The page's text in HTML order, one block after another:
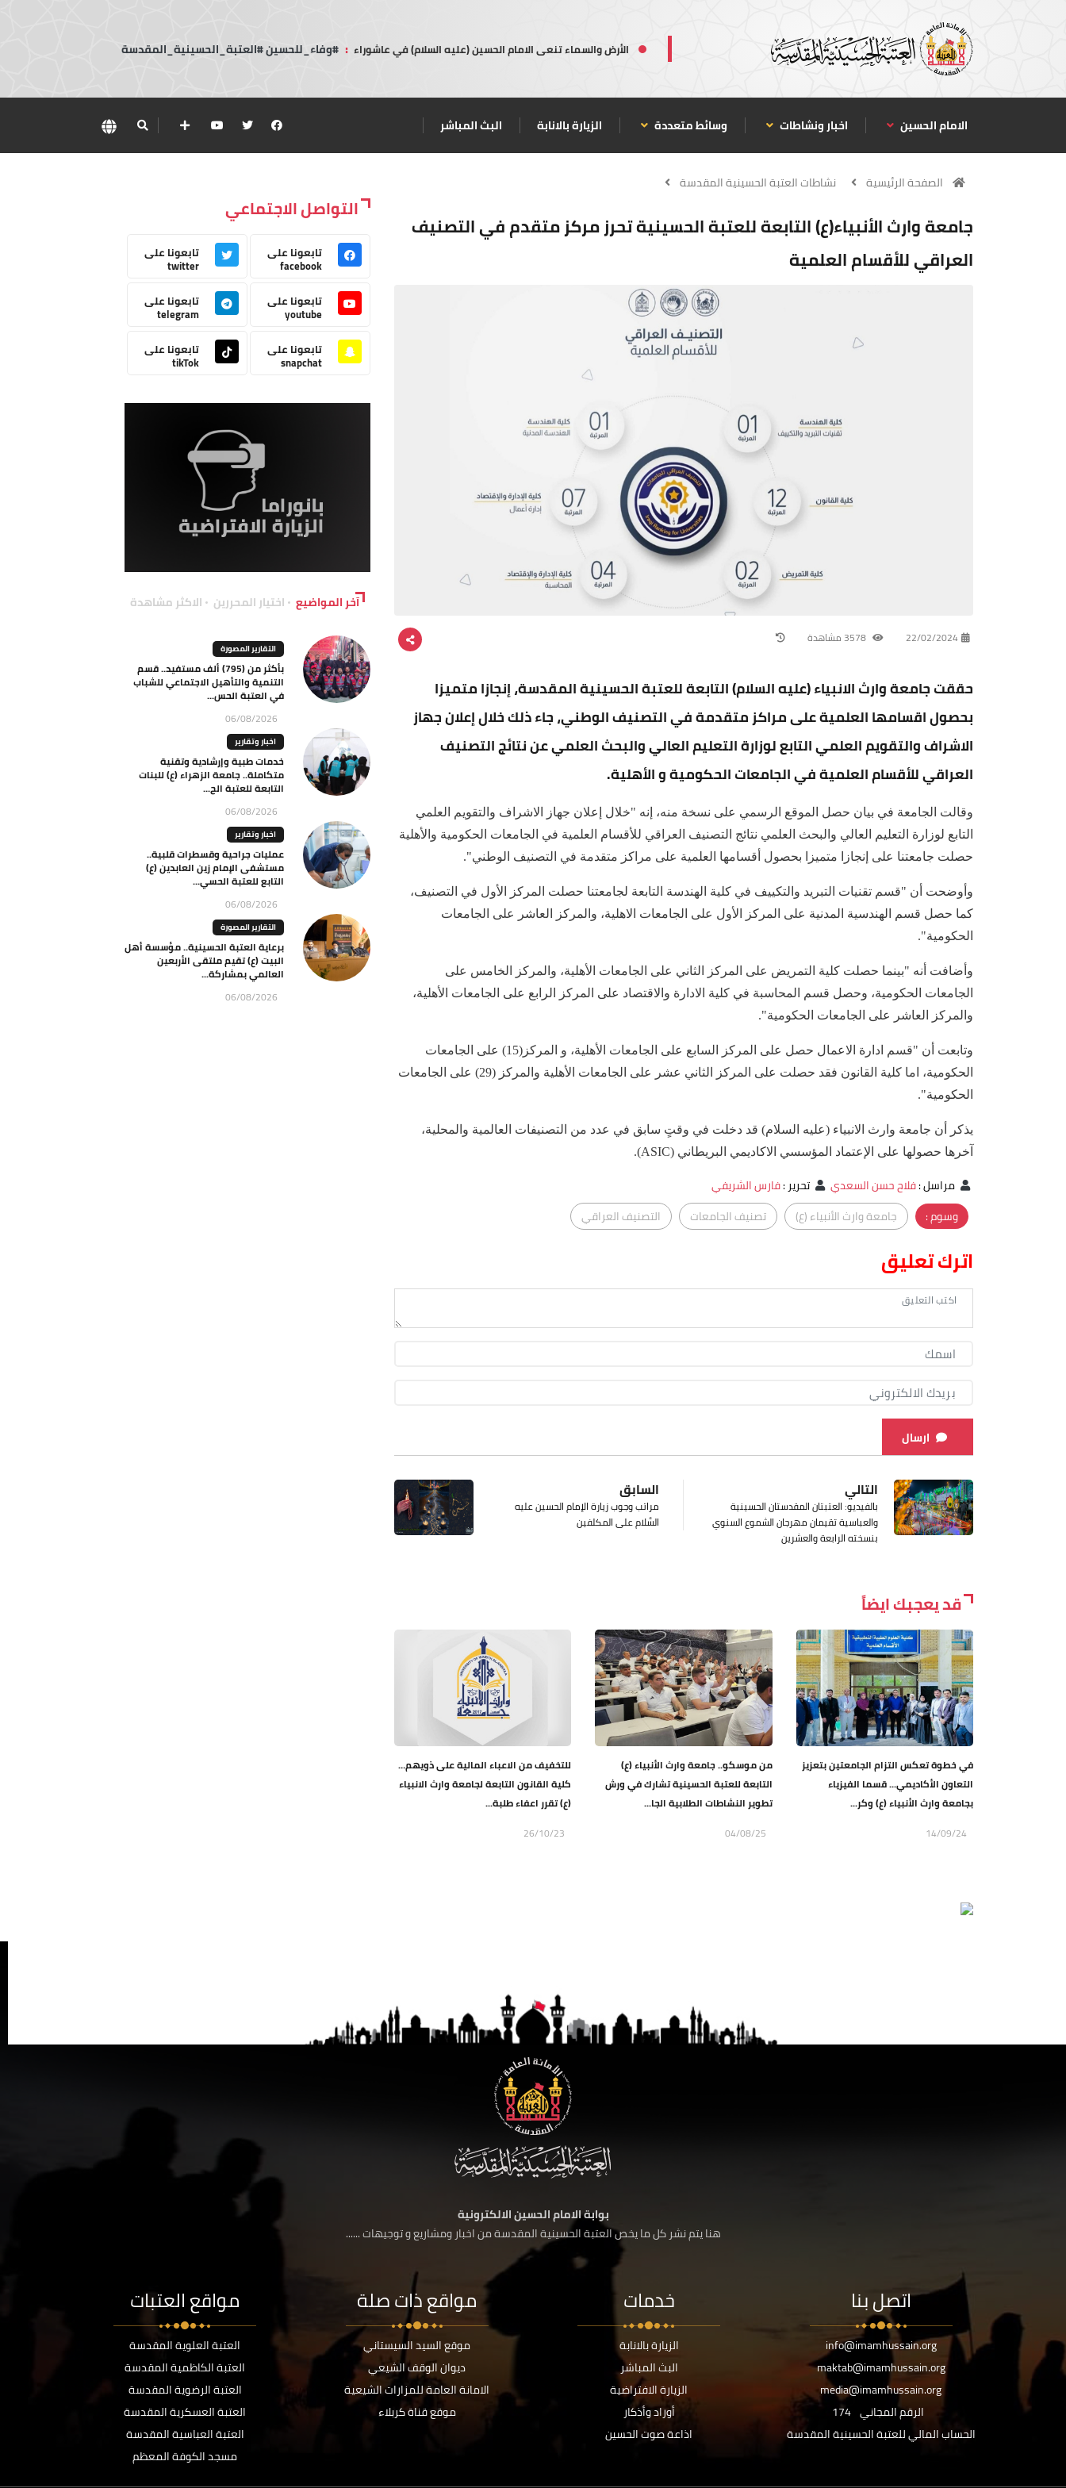
الأرض والسماء تنعى الامام الحسين (عليه السلام) في عاشوراء : #وفاء_للحسين #العتبة_الحسينية_المقدسة
الامام الحسين اخبار ونشاطات وسائط متعددة الزيارة بالانابة البث المباشر
الصفحة الرئيسية نشاطات العتبة الحسينية المقدسة
جامعة وارث الأنبياء(ع) التابعة للعتبة الحسينية تحرز مركز متقدم في التصنيف
العراقي للأقسام العلمية
22/02/2024
حققت جامعة وارث الانبياء (عليه السلام) التابعة للعتبة الحسينية المقدسة، إنجازا متميزا
بحصول اقسامها العلمية على مراكز متقدمة في التصنيف الوطني، جاء ذلك خلال إعلان جهاز
الاشراف والتقويم العلمي التابع لوزارة التعليم العالي والبحث العلمي عن نتائج التصنيف
العراقي للأقسام العلمية في الجامعات الحكومية و الأهلية.
وقالت الجامعة في بيان حصل الموقع الرسمي على نسخة منه، إنه "خلال إعلان جهاز الاشراف والتقويم العلمي
التابع لوزارة التعليم العالي والبحث العلمي نتائج التصنيف العراقي للأقسام العلمية في الجامعات الحكومية والأهلية
حصلت جامعتنا على إنجازا متميزا بحصول أقسامها العلمية على مراكز متقدمة في التصنيف الوطني".
وأوضحت أن "قسم تقنيات التبريد والتكييف في كلية الهندسة التابعة لجامعتنا حصلت المركز الأول في التصنيف،
كما حصل قسم الهندسية المدنية على المركز الأول على الجامعات الاهلية، والمركز العاشر على الجامعات
الحكومية".
وأضافت أنه "بينما حصلت كلية التمريض على المركز الثاني على الجامعات الأهلية، والمركز الخامس على
الجامعات الحكومية، وحصل قسم المحاسبة في كلية الادارة والاقتصاد على المركز الرابع على الجامعات الأهلية،
والمركز العاشر على الجامعات الحكومية".
وتابعت أن "قسم ادارة الاعمال حصل على المركز السابع على الجامعات الأهلية، و المركز(15) على الجامعات
الحكومية، اما كلية القانون فقد حصلت على المركز الثاني عشر على الجامعات الأهلية والمركز (29) على الجامعات
الحكومية".
يذكر أن جامعة وارث الانبياء (عليه السلام) قد دخلت في وقتٍ سابق في عدد من التصنيفات العالمية والمحلية،
آخرها حصولها على الإعتماد المؤسسي الاكاديمي البريطاني (ASIC).
مراسل:فلاح حسن السعدي تحرير:فارس الشريفي
وسوم :
جامعة وارث الأنبياء (ع) تصنيف الجامعات التصنيف العراقي
اترك تعليق
ارسال
السابق
مراتب وجوب زيارة الإمام الحسين عليه
السَّلام على المكلفين
التالي
بالفيديو: العتبتان المقدستان الحسينية
والعباسية تقيمان مهرجان الشموع السنوي
بنسخته الرابعة والعشرين
قد يعجبك ايضاً
في خطوة تعكس التزام الجامعتين بتعزيز
التعاون الأكاديمي... قسما الفيزياء
بجامعة وارث الأنبياء (ع) وكر...
14/09/24
من موسكو.. جامعة وارث الأنبياء (ع)
التابعة للعتبة الحسينية تشارك في ورش
تطوير النشاطات الطلابية الجا...
04/08/25
للتخفيف من الاعباء المالية على ذويهم…
كلية القانون التابعة لجامعة وارث الانبياء
(ع) تقرر اعفاء طلبة...
26/10/23
التواصل الاجتماعي
تابعونا على
facebook
تابعونا على
twitter
تابعونا على
youtube
تابعونا على
telegram
تابعونا على
snapchat
تابعونا على
tikTok
آخر المواضيع اختيار المحررين الاكثر مشاهدة
التقارير المصورة
بأكثر من (795) ألف مستفيد.. قسم
التنمية والتأهيل الاجتماعي للشباب
في العتبة الحس...
06/08/2026
اخبار وتقارير
خدمات طبية وإرشادية وتقنية
متكاملة.. جامعة الزهراء (ع) للبنات
التابعة للعتبة الح...
06/08/2026
اخبار وتقارير
عمليات جراحية وقسطرات قلبية..
مستشفى الإمام زين العابدين (ع)
التابع للعتبة الحسي...
06/08/2026
التقارير المصورة
برعاية العتبة الحسينية.. مؤسسة أهل
البيت (ع) تقيم ملتقى الأربعين
العالمي بمشاركة...
06/08/2026
بوابة الامام الحسين الالكترونية
هنا يتم نشر كل ما يخص العتبة الحسينية المقدسة من اخبار ومشاريع و توجيهات ......
اتصل بنا
info@imamhussain.org
maktab@imamhussain.org
media@imamhussain.org
الرقم المجاني 174
الحساب المالي للعتبة الحسينية المقدسة
خدمات
الزيارة بالانابة
البث المباشر
الزيارة الافتراضية
أوراد وأذكار
اذاعة صوت الحسين
مواقع ذات صلة
موقع السيد السيستاني
ديوان الوقف الشيعي
الامانة العامة للمزارات الشيعية
موقع قناة كربلاء
مواقع العتبات
العتبة العلوية المقدسة
العتبة الكاظمية المقدسة
العتبة الرضوية المقدسة
العتبة العسكرية المقدسة
العتبة العباسية المقدسة
مسجد الكوفة المعظم